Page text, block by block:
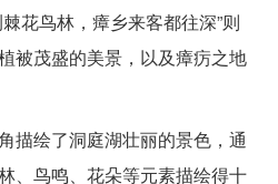
花鸟林，瘴乡来客都往深”则
被茂盛的美景，以及瘴疠之地
描绘了洞庭湖壮丽的景色，通
、鸟鸣、花朵等元素描绘得十